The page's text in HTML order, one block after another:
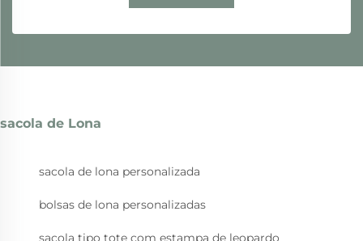
sacola de Lona
sacola de lona personalizada
bolsas de lona personalizadas
sacola tipo tote com estampa de leopardo